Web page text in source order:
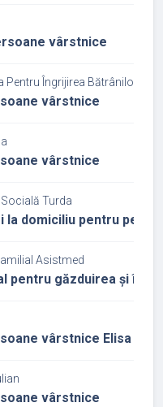
vârstnice
Îngrijirea Bătrânilor
vârstnice
vârstnice
Turda
la domiciliu pentru
Asistmed
pentru găzduirea și
vârstnice Elisa
vârstnice